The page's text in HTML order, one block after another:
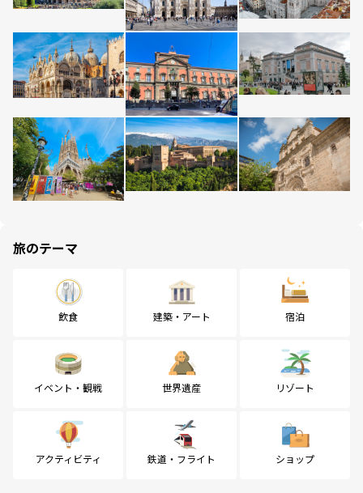
旅のテーマ
飲食 建築・アート 宿泊
イベント・観戦 世界遺産 リゾート
アクティビティ 鉄道・フライト ショップ